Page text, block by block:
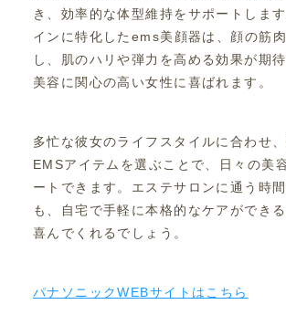
き、効率的な体型維持をサポートしま
インに特化したems美顔器は、顔の筋
し、肌のハリや弾力を高める効果が期待
美容に関心の高い女性に喜ばれます。
多忙な彼女のライフスタイルに合わせ
EMSアイテムを選ぶことで、日々の美
ートできます。エステサロンに通う時
も、自宅で手軽に本格的なケアができ
喜んでくれるでしょう。
パナソニックWEBサイトはこちら